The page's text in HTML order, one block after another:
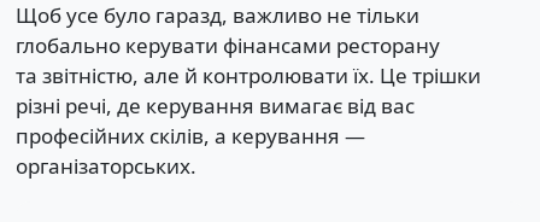
Щоб усе було гаразд, важливо не тільки
глобально керувати фінансами ресторану
та звітністю, але й контролювати їх. Це трішки
різні речі, де керування вимагає від вас
професійних скілів, а керування —
організаторських.